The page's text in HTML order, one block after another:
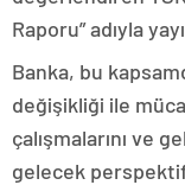
Raporu” adıyla
Banka, bu
değişikliği ile
çalışmalarını ve
gelecek